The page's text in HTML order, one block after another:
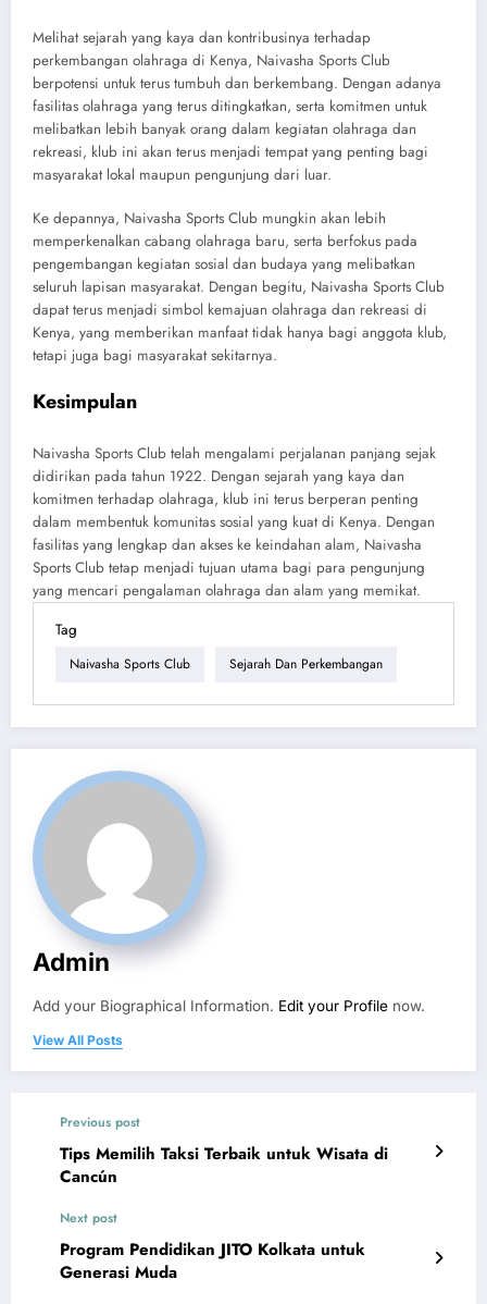
Melihat sejarah yang kaya dan kontribusinya terhadap
perkembangan olahraga di Kenya, Naivasha Sports Club
berpotensi untuk terus tumbuh dan berkembang. Dengan adanya
fasilitas olahraga yang terus ditingkatkan, serta komitmen untuk
melibatkan lebih banyak orang dalam kegiatan olahraga dan
rekreasi, klub ini akan terus menjadi tempat yang penting bagi
masyarakat lokal maupun pengunjung dari luar.
Ke depannya, Naivasha Sports Club mungkin akan lebih
memperkenalkan cabang olahraga baru, serta berfokus pada
pengembangan kegiatan sosial dan budaya yang melibatkan
seluruh lapisan masyarakat. Dengan begitu, Naivasha Sports Club
dapat terus menjadi simbol kemajuan olahraga dan rekreasi di
Kenya, yang memberikan manfaat tidak hanya bagi anggota klub,
tetapi juga bagi masyarakat sekitarnya.
Kesimpulan
Naivasha Sports Club telah mengalami perjalanan panjang sejak
didirikan pada tahun 1922. Dengan sejarah yang kaya dan
komitmen terhadap olahraga, klub ini terus berperan penting
dalam membentuk komunitas sosial yang kuat di Kenya. Dengan
fasilitas yang lengkap dan akses ke keindahan alam, Naivasha
Sports Club tetap menjadi tujuan utama bagi para pengunjung
yang mencari pengalaman olahraga dan alam yang memikat.
Tag
Naivasha Sports Club Sejarah Dan Perkembangan
Admin
Add your Biographical Information. Edit your Profile now.
View All Posts
Previous post
Tips Memilih Taksi Terbaik untuk Wisata di
Cancún
Next post
Program Pendidikan JITO Kolkata untuk
Generasi Muda